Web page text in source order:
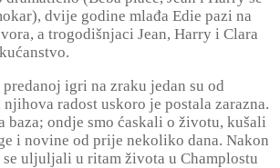
dvije godine mlađa Edie pazi na
a trogodišnjaci Jean, Harry i Clara
igri na zraku jedan su od
radost uskoro je postala zarazna.
baza; ondje smo ćaskali o životu, kušali
i novine od prije nekoliko dana. Nakon
uljuljali u ritam života u Champlostu